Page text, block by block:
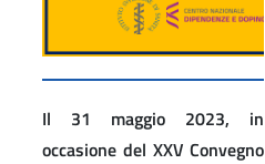
Il 31 maggio 2023, in
occasione del XXV Convegno